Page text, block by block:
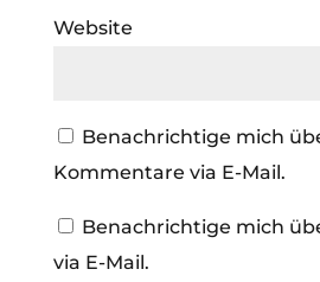
Website
Benachrichtige mich
Kommentare via E-Mail.
Benachrichtige mich
via E-Mail.